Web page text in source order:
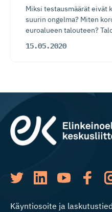
Miksi testausmäärät eivät
suurin ongelma? Miten
euroalueen talouteen?
15.05.2020
Käyntiosoite ja